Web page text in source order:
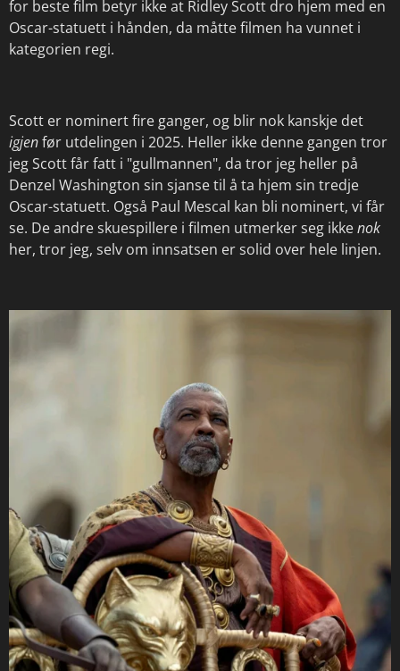
for beste film betyr ikke at Ridley Scott dro hjem med en
Oscar-statuett i hånden, da måtte filmen ha vunnet i
kategorien regi.
Scott er nominert fire ganger, og blir nok kanskje det
igjenfør utdelingen i 2025. Heller ikke denne gangen tror
jeg Scott får fatt i "gullmannen", da tror jeg heller på
Denzel Washington sin sjanse til å ta hjem sin tredje
Oscar-statuett. Også Paul Mescal kan bli nominert, vi får
se. De andre skuespillere i filmen utmerker seg ikkenok
her, tror jeg, selv om innsatsen er solid over hele linjen.